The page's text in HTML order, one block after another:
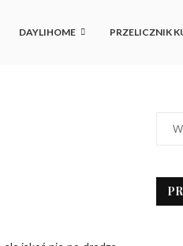
DAYLIHOME PRZELICZNIK